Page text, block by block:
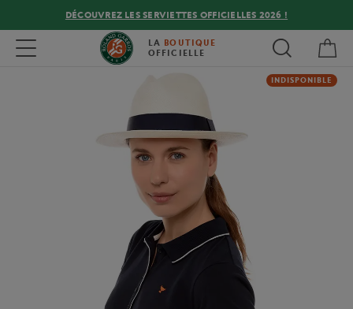
DÉCOUVREZ LES SERVIETTES OFFICIELLES 2026 !
Toggle navigation LA BOUTIQUE
OFFICIELLE
INDISPONIBLE